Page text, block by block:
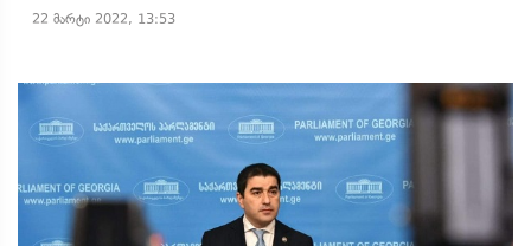
22 მარტი 2022, 13:53